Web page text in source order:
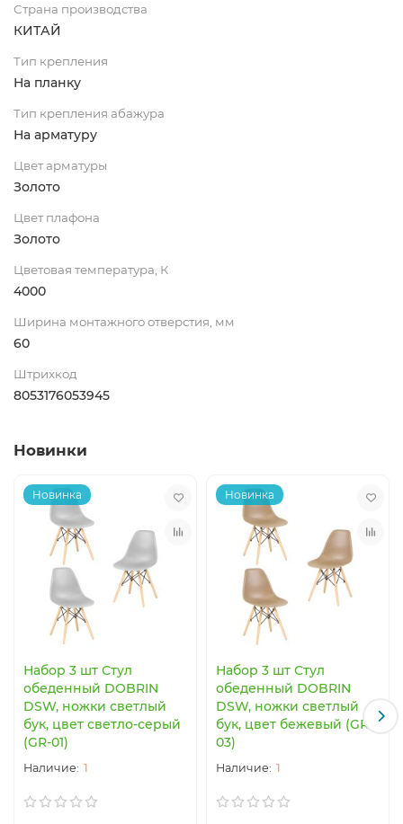
Страна производства
КИТАЙ
Тип крепления
На планку
Тип крепления абажура
На арматуру
Цвет арматуры
Золото
Цвет плафона
Золото
Цветовая температура, К
4000
Ширина монтажного отверстия, мм
60
Штрихкод
8053176053945
Новинки
Новинка
Набор 3 шт Стул
обеденный DOBRIN
DSW, ножки светлый
бук, цвет светло-серый
(GR-01)
1
Новинка
Набор 3 шт Стул
обеденный DOBRIN
DSW, ножки светлый
бук, цвет бежевый (GR-
03)
1